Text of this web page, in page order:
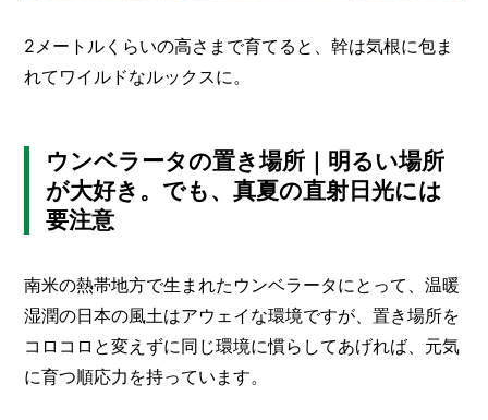
2メートルくらいの高さまで育てると、幹は気根に包ま
れてワイルドなルックスに。
ウンベラータの置き場所｜明るい場所
が大好き。でも、真夏の直射日光には
要注意
南米の熱帯地方で生まれたウンベラータにとって、温暖
湿潤の日本の風土はアウェイな環境ですが、置き場所を
コロコロと変えずに同じ環境に慣らしてあげれば、元気
に育つ順応力を持っています。